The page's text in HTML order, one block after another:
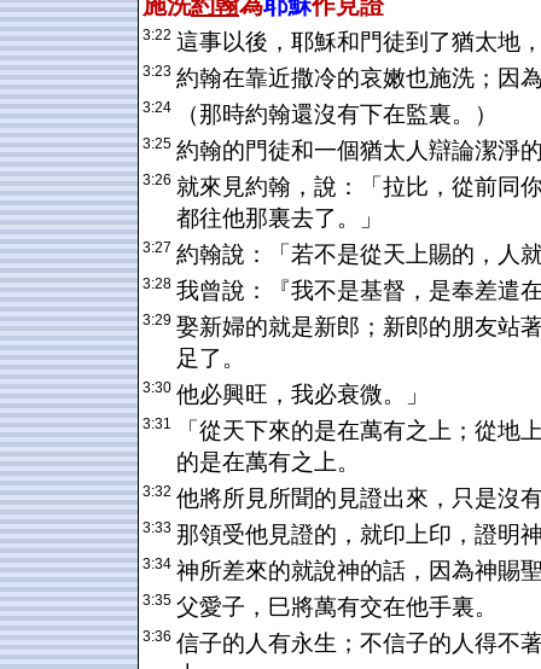
3:22 這事以後，耶穌和門徒到了猶太地
3:23 約翰在靠近撒冷的哀嫩也施洗；因
3:24 （那時約翰還沒有下在監裏。）
3:25 約翰的門徒和一個猶太人辯論潔淨
3:26 就來見約翰，說：「拉比，從前同
都往他那裏去了。」
3:27 約翰說：「若不是從天上賜的，人
3:28 我曾說：『我不是基督，是奉差遣
3:29 娶新婦的就是新郎；新郎的朋友站
足了。
3:30 他必興旺，我必衰微。」
3:31
「從天下來的是在萬有之上；從地
的是在萬有之上。
3:32 他將所見所聞的見證出來，只是沒
3:33 那領受他見證的，就印上印，證明
3:34 神所差來的就說神的話，因為神賜
3:35 父愛子，巳將萬有交在他手裏。
3:36 信子的人有永生；不信子的人得不